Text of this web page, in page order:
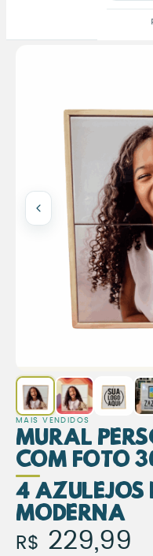
MAIS VENDIDOS
Mural
com Foto
4 Azulejos
Moderna
Mural
R$ 229,99